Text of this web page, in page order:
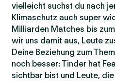
vielleicht suchst du nach
Klimaschutz auch super
Milliarden Matches bis
wir uns damit aus, Leute
Deine Beziehung zum
noch besser: Tinder hat
sichtbar bist und Leute,